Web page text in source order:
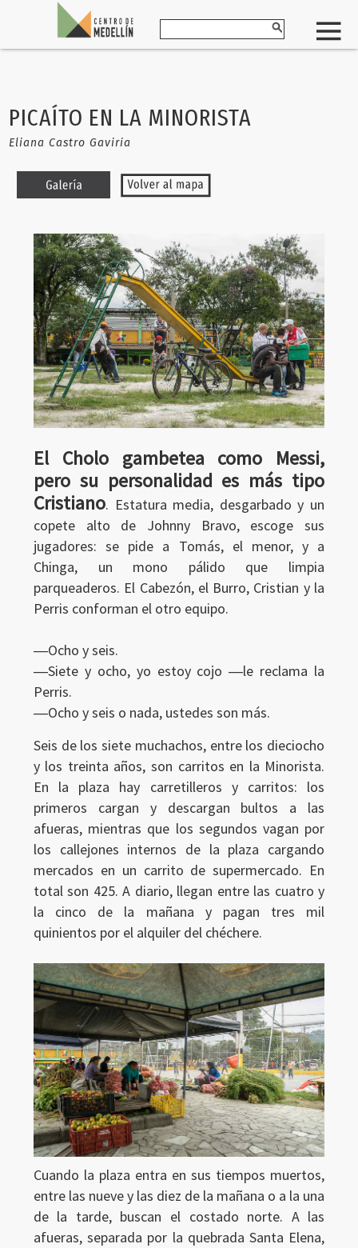
PICAÍTO EN LA MINORISTA
Eliana Castro Gaviria
El Cholo gambetea como Messi,
pero su personalidad es más tipo
Cristiano. Estatura media, desgarbado y un
copete alto de Johnny Bravo, escoge sus
jugadores: se pide a Tomás, el menor, y a
Chinga, un mono pálido que limpia
parqueaderos. El Cabezón, el Burro, Cristian y la
Perris conforman el otro equipo.
―Ocho y seis.
―Siete y ocho, yo estoy cojo ―le reclama la
Perris.
―Ocho y seis o nada, ustedes son más.
Seis de los siete muchachos, entre los dieciocho
y los treinta años, son carritos en la Minorista.
En la plaza hay carretilleros y carritos: los
primeros cargan y descargan bultos a las
afueras, mientras que los segundos vagan por
los callejones internos de la plaza cargando
mercados en un carrito de supermercado. En
total son 425. A diario, llegan entre las cuatro y
la cinco de la mañana y pagan tres mil
quinientos por el alquiler del chéchere.
Cuando la plaza entra en sus tiempos muertos,
entre las nueve y las diez de la mañana o a la una
de la tarde, buscan el costado norte. A las
afueras, separada por la quebrada Santa Elena,